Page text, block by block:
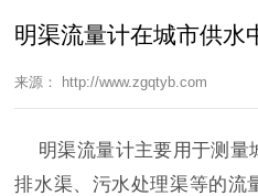
明渠流量计在城市供水
来源： http://www.zgqtyb.com
明渠流量计主要用于测量
排水渠、污水处理渠等的流